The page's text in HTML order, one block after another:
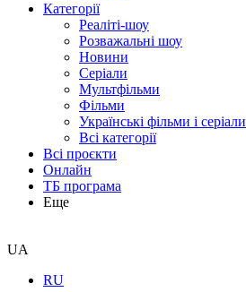
Категорії
Реаліті-шоу
Розважальні шоу
Новини
Серіали
Мультфільми
Фільми
Українські фільми і серіали
Всі категорії
Всі проєкти
Онлайн
ТБ програма
Еще
UA
RU